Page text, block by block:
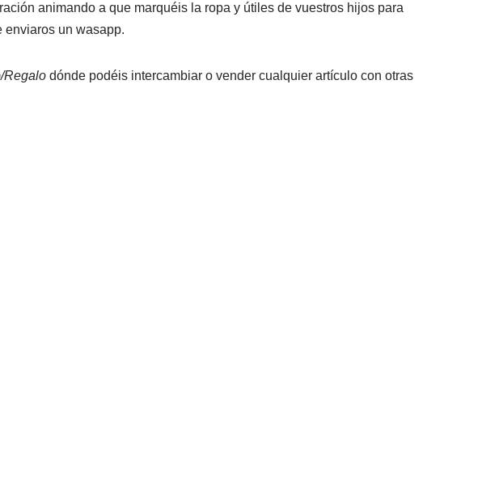
animando a que marquéis la ropa y útiles de vuestros hijos para
enviaros un wasapp.
Regalo dónde podéis intercambiar o vender cualquier artículo con otras